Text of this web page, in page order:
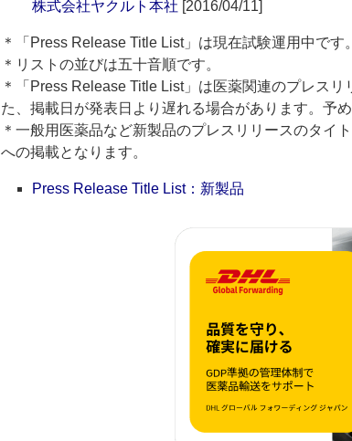
株式会社ヤクルト本社 [2016/04/11]
＊「Press Release Title List」は現在試験運用中です。
＊リストの並びは五十音順です。
＊「Press Release Title List」は医薬関連のプレス
た、掲載日が発表日より遅れる場合があります。予め
＊一般用医薬品など新製品のプレスリリースのタイ
への掲載となります。
Press Release Title List：新製品